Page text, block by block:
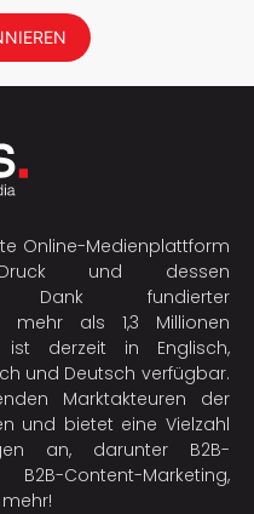
Online-Medienplattform
und dessen
Dank fundierter
mehr als 1,3 Millionen
derzeit in Englisch,
und Deutsch verfügbar.
Marktakteuren der
und bietet eine Vielzahl
an, darunter B2B-
Marketing,